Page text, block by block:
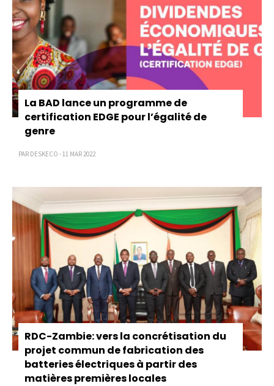
La BAD lance un programme de
certification EDGE pour l’égalité de
genre
PAR DESKECO - 11 MAR 2022
RDC-Zambie: vers la concrétisation du
projet commun de fabrication des
batteries électriques à partir des
matières premières locales